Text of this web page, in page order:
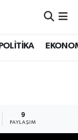
POLİTİKA
9
PAYLAŞIM